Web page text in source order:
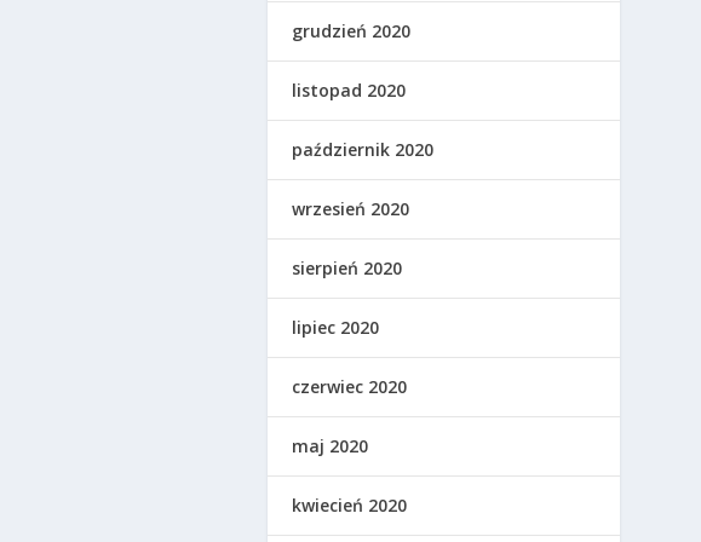
grudzień 2020
listopad 2020
październik 2020
wrzesień 2020
sierpień 2020
lipiec 2020
czerwiec 2020
maj 2020
kwiecień 2020